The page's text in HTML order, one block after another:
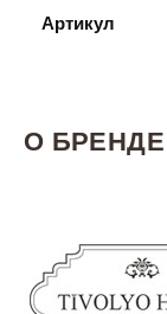
Артикул
О БРЕНДЕ